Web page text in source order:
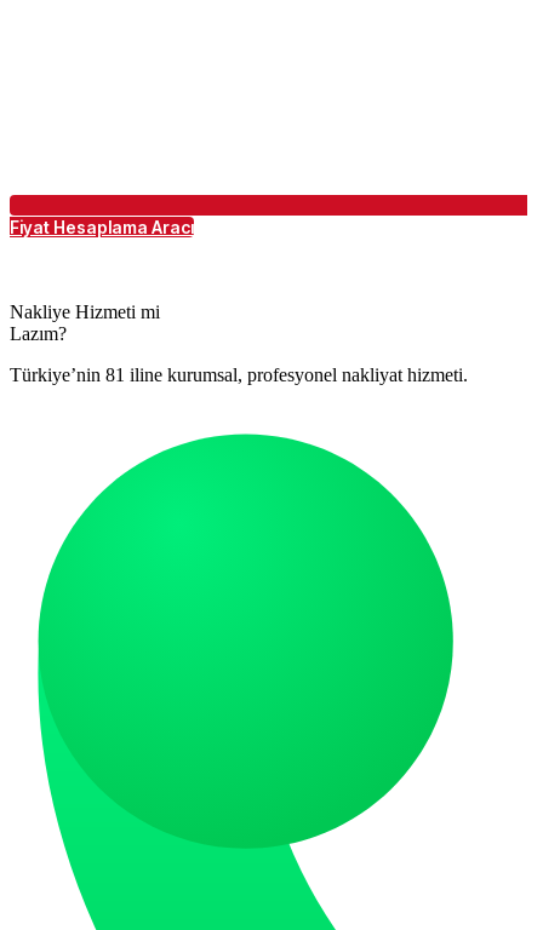
Fiyat Hesaplama Aracı
Nakliye Hizmeti mi
Lazım?
Türkiye’nin 81 iline kurumsal, profesyonel nakliyat hizmeti.